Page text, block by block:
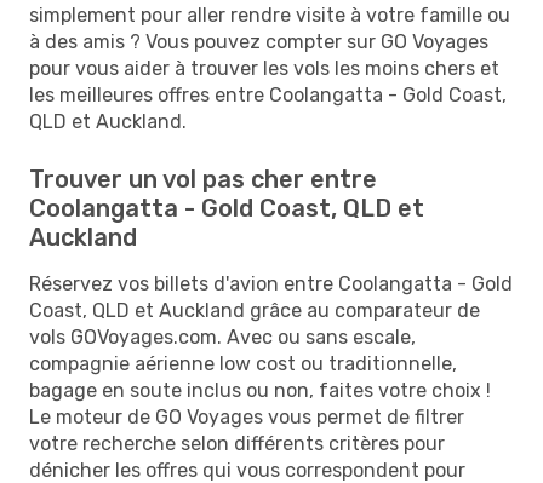
simplement pour aller rendre visite à votre famille ou
à des amis ? Vous pouvez compter sur GO Voyages
pour vous aider à trouver les vols les moins chers et
les meilleures offres entre Coolangatta - Gold Coast,
QLD et Auckland.
Trouver un vol pas cher entre
Coolangatta - Gold Coast, QLD et
Auckland
Réservez vos billets d'avion entre Coolangatta - Gold
Coast, QLD et Auckland grâce au comparateur de
vols GOVoyages.com. Avec ou sans escale,
compagnie aérienne low cost ou traditionnelle,
bagage en soute inclus ou non, faites votre choix !
Le moteur de GO Voyages vous permet de filtrer
votre recherche selon différents critères pour
dénicher les offres qui vous correspondent pour